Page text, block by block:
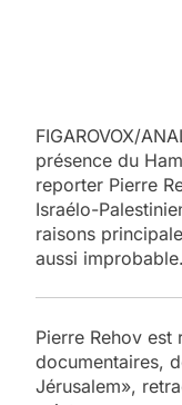
FIGAROVOX/
présence du
reporter Pierre
Israélo-
raisons
aussi improbable.
Pierre Rehov
documentaires,
Jérusalem»,